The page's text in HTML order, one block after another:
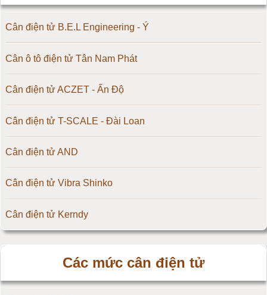
Cân điện tử B.E.L Engineering - Ý
Cân ô tô điện tử Tân Nam Phát
Cân điện tử ACZET - Ấn Độ
Cân điện tử T-SCALE - Đài Loan
Cân điện tử AND
Cân điện tử Vibra Shinko
Cân điện tử Kerndy
Các mức cân điện tử